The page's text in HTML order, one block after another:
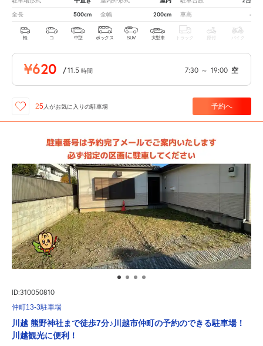
全長 500cm 全幅 200cm 車高 -
軽 コ 中型 ボックス SUV 大型車 トラック 原付 バイク
¥620 /11.5 時間 7:30 ～ 19:00 空
25人がお気に入りの駐車場 予約へ
ID:310050810
仲町13-3駐車場
川越 熊野神社まで徒歩7分♪川越市仲町の予約のできる駐車場！
川越観光に便利！